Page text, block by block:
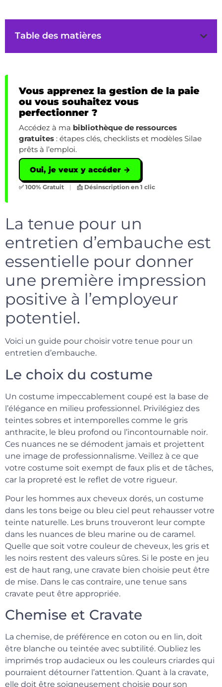
Table des matières
Vous apprenez la gestion de la paie
ou vous souhaitez vous
perfectionner ?
Accédez à ma bibliothèque de ressources
gratuites : étapes clés, checklists et modèles Silae
prêts à l’emploi.
Oui, je veux y accéder →
✅ 100% Gratuit | 📩 Désinscription en 1 clic
La tenue pour un
entretien d’embauche est
essentielle pour donner
une première impression
positive à l’employeur
potentiel.
Voici un guide pour choisir votre tenue pour un
entretien d’embauche.
Le choix du costume
Un costume impeccablement coupé est la base de
l’élégance en milieu professionnel. Privilégiez des
teintes sobres et intemporelles comme le gris
anthracite, le bleu profond ou l’incontournable noir.
Ces nuances ne se démodent jamais et projettent
une image de professionnalisme. Veillez à ce que
votre costume soit exempt de faux plis et de tâches,
car la propreté est le reflet de votre rigueur.
Pour les hommes aux cheveux dorés, un costume
dans les tons beige ou bleu ciel peut rehausser votre
teinte naturelle. Les bruns trouveront leur compte
dans les nuances de bleu marine ou de caramel.
Quelle que soit votre couleur de cheveux, les gris et
les noirs restent des valeurs sûres. Si le poste en jeu
est de haut rang, une cravate bien choisie peut être
de mise. Dans le cas contraire, une tenue sans
cravate peut être appropriée.
Chemise et Cravate
La chemise, de préférence en coton ou en lin, doit
être blanche ou teintée avec subtilité. Oubliez les
imprimés trop audacieux ou les couleurs criardes qui
pourraient détourner l’attention. Quant à la cravate,
elle doit être soigneusement choisie pour son